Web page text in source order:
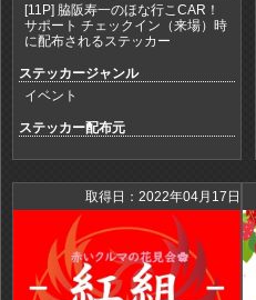
[11P] 脇阪寿一のほな行こCAR！
サポート チェックイン（来場）時
に配布されるステッカー
ステッカージャンル
イベント
ステッカー配布元
取得日：2022年04月17日